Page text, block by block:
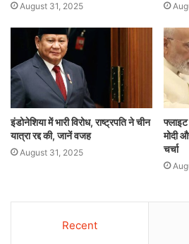
August 31, 2025
इंडोनेशिया में भारी विरोध, राष्ट्रपति ने चीन
यात्रा रद्द की, जानें वजह
August 31, 2025
मोदी
चर्चा
Recent